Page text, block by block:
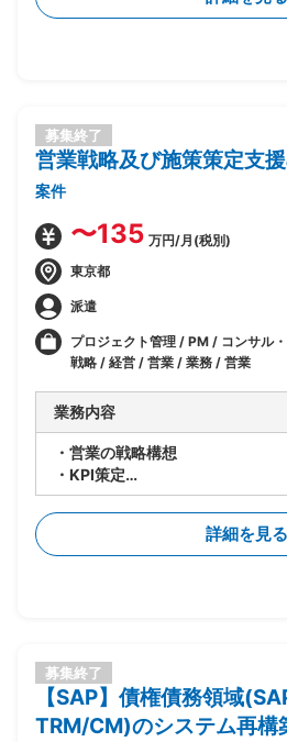
募集終了
営業戦略及び施策策定支援
案件
〜135 万円/月(税別)
東京都
派遣
プロジェクト管理 / PM / コンサル
戦略 / 経営 / 営業 / 業務 / 営業
業務内容
・営業の戦略構想
・KPI策定
・ロードマップの作成支援
詳細を見る
募集終了
【SAP】債権債務領域
TRM/CM)のシステム再構